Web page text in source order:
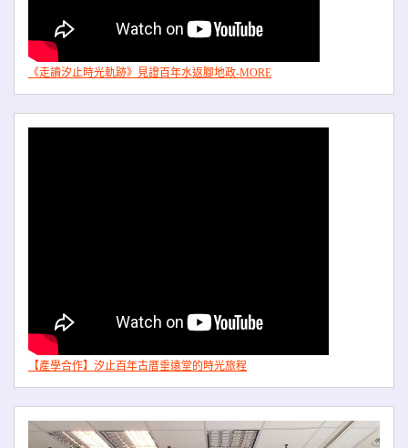
《走讀汐止時光軌跡》見證百年水返腳地政-MORE
【產學合作】汐止百年古厝垂遠堂的時光旅程